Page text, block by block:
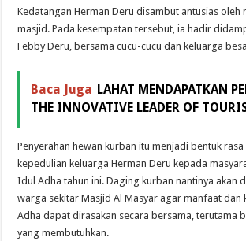
Kedatangan Herman Deru disambut antusias oleh
masjid. Pada kesempatan tersebut, ia hadir
Febby Deru, bersama cucu-cucu dan keluarga
Baca Juga LAHAT MENDAPATKAN
THE INNOVATIVE LEADER OF
Penyerahan hewan kurban itu menjadi bentuk rasa
kepedulian keluarga Herman Deru kepada
Idul Adha tahun ini. Daging kurban nantinya akan
warga sekitar Masjid Al Masyar agar manfaat dan
Adha dapat dirasakan secara bersama, terutama
yang membutuhkan.